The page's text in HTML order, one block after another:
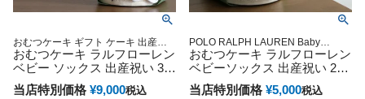
おむつケーキ ギフト ケーキ 出産
POLO RALPH LAUREN Baby
shower 贈り物 誕生日 出産記念 人気
オンライン オムツケーキ カラフル
インスタ くすみカラー 今治タオル
おむつケーキ ラルフローレン
ベビー ソックス 出産祝い 3段
名入れ シリコンボール POLO
RALPH LAUREN ランキング
当店特別価格 ¥9,000税込
POLO RALPH LAUREN Baby
shower sassy 贈り物 誕生日 出産記
念 人気 オンライン オムツケーキ カ
ラフル インスタ くすみカラー 今治
タオル オーガニック
おむつケーキ ラルフローレン
ベビーソックス 出産祝い 2段
名入れ 男の子 女の子 POLO
RALPH LAUREN 七夕 くすみ
当店特別価格 ¥5,000税込